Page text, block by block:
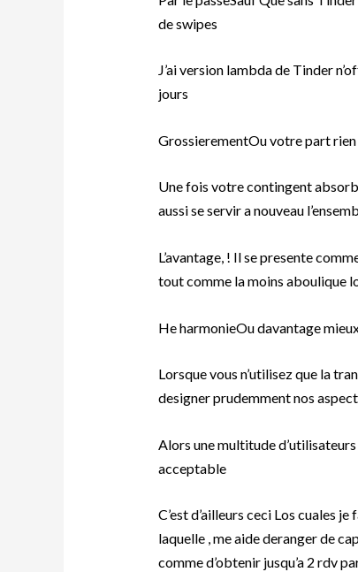
de swipes
J’ai version lambda de Tinder
jours
GrossierementOu votre part
Une fois votre contingent
aussi se servir a nouveau
L’avantage, ! Il se presente
tout comme la moins aboulique
He harmonieOu davantage
Lorsque vous n’utilisez que la
designer prudemment nos
Alors une multitude
acceptable
C’est d’ailleurs ceci Los cuales je
laquelle , me aide deranger de
comme d’obtenir jusqu’a 2 rdv